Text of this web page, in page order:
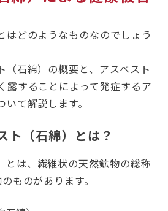
害でお悩みの方は、アディーレ
はどのようなものなのでしょう
（石綿）の概要と、アスベスト
露することによって発症するア
て解説します。
ト（石綿）とは？
とは、繊維状の天然鉱物の総称
ものがあります。